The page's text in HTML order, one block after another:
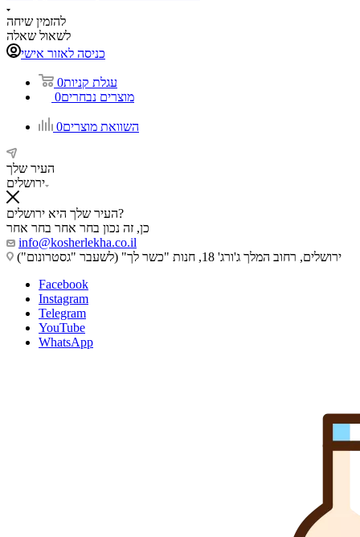
להזמין שיחה
לשאול שאלה
כניסה לאזור אישי
עגלת קניות0
מוצרים נבחרים0
השוואת מוצרים0
העיר שלך
ירושלים
העיר שלך היא ירושלים?
כן, זה נכון בחר אחר בחר אחר
info@kosherlekha.co.il
ירושלים, רחוב המלך ג'ורג' 18, חנות "כשר לך" (לשעבר "גסטרונום")
Facebook
Instagram
Telegram
YouTube
WhatsApp